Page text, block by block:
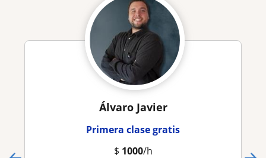
Álvaro Javier
Primera clase gratis
$ 1000/h